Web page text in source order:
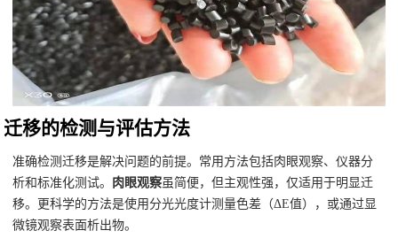
迁移的检测与评估方法
准确检测迁移是解决问题的前提。常用方法包括肉眼观察、仪器分
析和标准化测试。
肉眼观察虽简便，但主观性强，仅适用于明显迁
移。更科学的方法是使用分光光度计测量色差（ΔE值），或通过显
微镜观察表面析出物。